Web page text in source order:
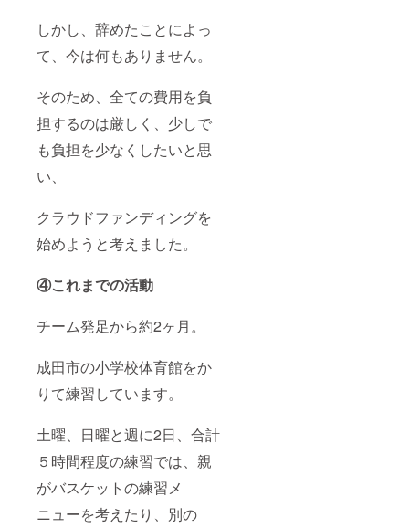
しかし、辞めたことによっ
て、今は何もありません。
そのため、全ての費用を負
担するのは厳しく、少しで
も負担を少なくしたいと思
い、
クラウドファンディングを
始めようと考えました。
④これまでの活動
チーム発足から約2ヶ月。
成田市の小学校体育館をか
りて練習しています。
土曜、日曜と週に2日、合計
５時間程度の練習では、親
がバスケットの練習メ
ニューを考えたり、別の